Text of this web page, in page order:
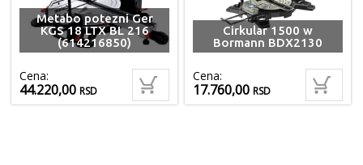
Metabo potezni Ger
KGS 18 LTX BL 216
(614216850)
Cena:
44.220,00RSD
Cirkular 1500 w
Bormann BDX2130
Cena:
17.760,00RSD